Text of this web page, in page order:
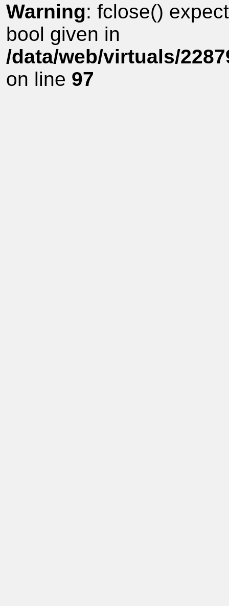
Warning: fclose()
bool given in
/data/web/virtuals/
on line 97